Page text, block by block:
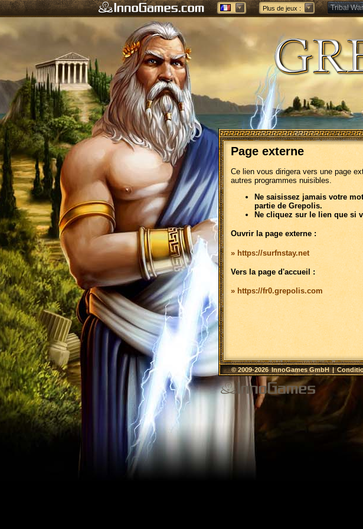
Plus de jeux : Tribal
Forge of
Page externe
Ce lien vous dirigera vers une page
autres programmes nuisibles.
Ne saisissez jamais votre
partie de Grepolis.
Ne cliquez sur le lien que si
Ouvrir la page externe :
» https://surfnstay.net
Vers la page d'accueil :
» https://fr0.grepolis.com
© 2009-2026InnoGames GmbH|